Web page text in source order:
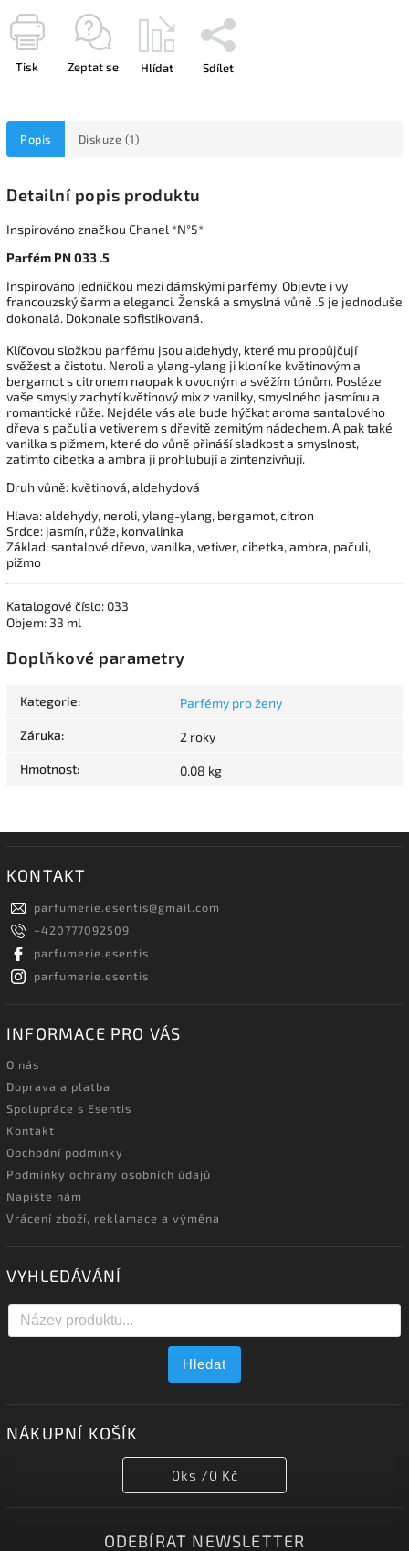
Tisk Zeptat se Hlídat Sdílet
Popis Diskuze (1)
Detailní popis produktu
Inspirováno značkou Chanel *N°5*
Parfém PN 033 .5
Inspirováno jedničkou mezi dámskými parfémy. Objevte i vy
francouzský šarm a eleganci. Ženská a smyslná vůně .5 je jednoduše
dokonalá. Dokonale sofistikovaná.
Klíčovou složkou parfému jsou aldehydy, které mu propůjčují
svěžest a čistotu. Neroli a ylang-ylang ji kloní ke květinovým a
bergamot s citronem naopak k ovocným a svěžím tónům. Posléze
vaše smysly zachytí květinový mix z vanilky, smyslného jasmínu a
romantické růže. Nejdéle vás ale bude hýčkat aroma santalového
dřeva s pačuli a vetiverem s dřevitě zemitým nádechem. A pak také
vanilka s pižmem, které do vůně přináší sladkost a smyslnost,
zatímto cibetka a ambra ji prohlubují a zintenzivňují.
Druh vůně: květinová, aldehydová
Hlava: aldehydy, neroli, ylang-ylang, bergamot, citron
Srdce: jasmín, růže, konvalinka
Základ: santalové dřevo, vanilka, vetiver, cibetka, ambra, pačuli,
pižmo
Katalogové číslo: 033
Objem: 33 ml
Doplňkové parametry
Kategorie: Parfémy pro ženy
Záruka: 2 roky
Hmotnost: 0.08 kg
KONTAKT
parfumerie.esentis@gmail.com
+420777092509
parfumerie.esentis
parfumerie.esentis
INFORMACE PRO VÁS
O nás
Doprava a platba
Spolupráce s Esentis
Kontakt
Obchodní podmínky
Podmínky ochrany osobních údajů
Napište nám
Vrácení zboží, reklamace a výměna
VYHLEDÁVÁNÍ
Hledat
NÁKUPNÍ KOŠÍK
0ks /0 Kč
ODEBÍRAT NEWSLETTER